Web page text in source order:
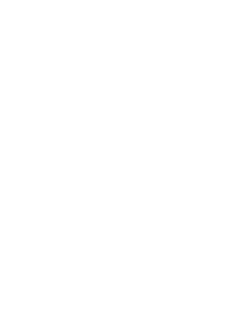
לנהל ולעקוב אחר ההזמנות
מתהליך תשלום מהיר יותר